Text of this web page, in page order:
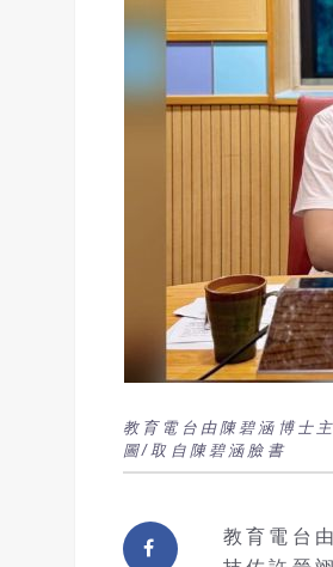
教育電台由陳碧涵博士
圖/取自陳碧涵臉書
教育電台